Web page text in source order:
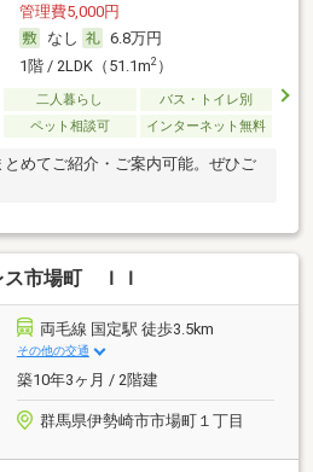
管理費5,000円
なし
6.8万円
1階 / 2LDK（51.1m2）
二人暮らし
バス・トイレ別
ペット相談可 インターネット無料
めてご紹介・ご案内可能。ぜひご
ス市場町 ＩＩ
両毛線 国定駅 徒歩3.5km
その他の交通
築10年3ヶ月 / 2階建
群馬県伊勢崎市市場町１丁目